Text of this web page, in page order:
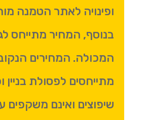
ופינויה לאתר הטמנה
בנוסף, המחיר מתייחס
המכולה. המחירים
מתייחסים לפסולת בניין
שיפוצים ואינם משקפים